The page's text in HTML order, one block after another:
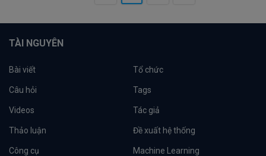
TÀI NGUYÊN
Bài viết Tổ chức
Câu hỏi Tags
Videos Tác giả
Thảo luận Đề xuất hệ thống
Công cụ Machine Learning